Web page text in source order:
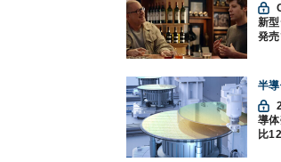
OpenAIが開発中の
新
発
半
2026年6月の世界半
導
比